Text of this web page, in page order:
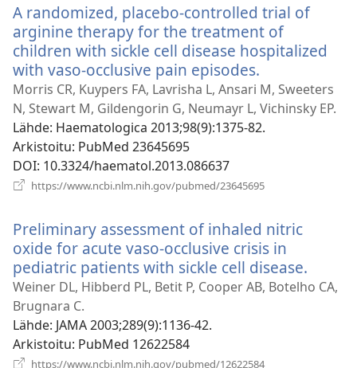
A randomized, placebo-controlled trial of
arginine therapy for the treatment of
children with sickle cell disease hospitalized
with vaso-occlusive pain episodes.
uuden
ikkunan)
Morris CR, Kuypers FA, Lavrisha L, Ansari M, Sweeters
N, Stewart M, Gildengorin G, Neumayr L, Vichinsky EP.
Lähde‎: Haematologica 2013;98(9):1375-82.
Arkistoitu‎: PubMed 23645695
DOI‎: 10.3324/haematol.2013.086637
https://www.ncbi.nlm.nih.gov/pubmed/23645695
Preliminary assessment of inhaled nitric
oxide for acute vaso-occlusive crisis in
pediatric patients with sickle cell disease.
uuden
Weiner DL, Hibberd PL, Betit P, Cooper AB, Botelho CA,
Brugnara C.
Lähde‎: JAMA 2003;289(9):1136-42.
Arkistoitu‎: PubMed 12622584
https://www.ncbi.nlm.nih.gov/pubmed/12622584